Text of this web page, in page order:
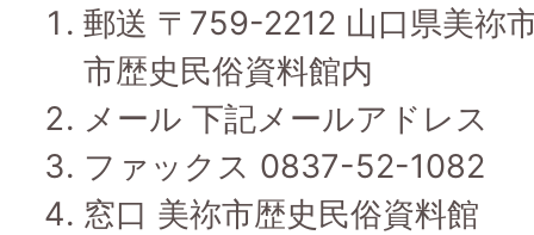
郵送 〒759-2212 山口県美祢
市歴史民俗資料館内
メール 下記メールアドレス
ファックス 0837-52-1082
窓口 美祢市歴史民俗資料館